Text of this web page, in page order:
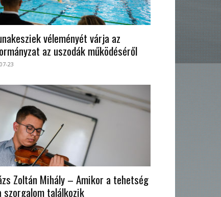
véleményét várja az
az uszodák működéséről
23
Zoltán Mihály – Amikor a tehetség
szorgalom találkozik